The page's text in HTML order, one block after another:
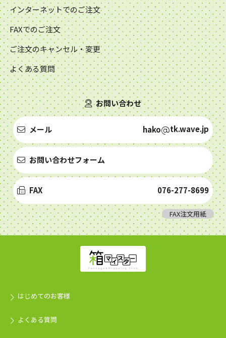
インターネットでのご注文
FAXでのご注文
ご注文のキャンセル・変更
よくある質問
お問い合わせ
メール hako tk.wave.jp
お問い合わせフォーム
FAX 076-277-8699
FAX注文用紙
はじめてのお客様
よくある質問